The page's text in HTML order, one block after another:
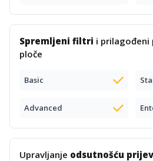
Spremljeni filtri i prilagođeni
ploče
Basic
Advanced
Upravljanje odsutnošću